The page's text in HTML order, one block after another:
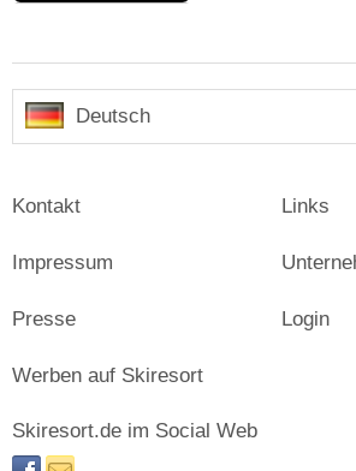
Deutsch
Kontakt
Impressum
Presse
Links
Login
Werben auf Skiresort
Skiresort.de im Social Web